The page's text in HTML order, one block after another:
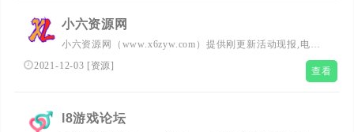
小六资源网
小六资源网（www.x6zyw.com）提供刚更新活动现报,电影
抢先看,QQ软件等。努力打造为全国网络爱好者提供优志服
2021-12-03 [资源] 查看
l8游戏论坛